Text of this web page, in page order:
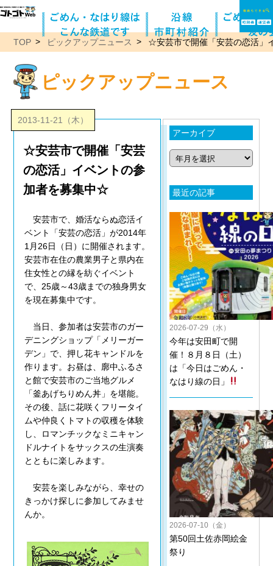
TOP ピックアップニュース ☆安芸市で開催「安芸の恋活」
ピックアップニュース
2013-11-21（木）
☆安芸市で開催「安芸
の恋活」イベントの参
加者を募集中☆
安芸市で、婚活ならぬ恋活イ
ベント「安芸の恋活」が2014年
1月26日（日）に開催されます。
安芸市在住の農業男子と県内在
住女性との縁を紡ぐイベント
で、25歳～43歳までの独身男女
を現在募集中です。
当日、参加者は安芸市のガー
デニングショップ「メリーガー
デン」で、押し花キャンドルを
作ります。お昼は、廓中ふるさ
と館で安芸市のご当地グルメ
「釜あげちりめん丼」を堪能。
その後、話に花咲くフリータイ
ムや仲良くトマトの収穫を体験
し、ロマンチックなミニキャン
ドルナイトをサックスの生演奏
とともに楽しみます。
安芸を楽しみながら、幸せの
きっかけ探しに参加してみませ
んか。
アーカイブ
最近の記事
2026-07-29（水）
今年は安田町で開
催！８月８日（土）
は「今日はごめん・
なはり線の日」
2026-07-10（金）
第50回土佐赤岡絵金
祭り